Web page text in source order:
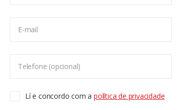
E-mail
Telefone (opcional)
Lí e concordo com apolítica de privacidade
Para saber mais